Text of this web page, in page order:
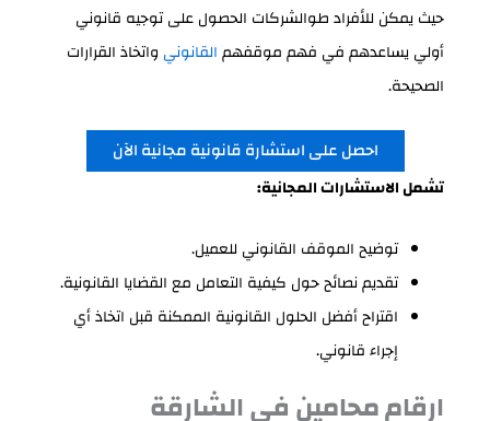
حيث يمكن للأفراد طوالشركات الحصول على توجيه قانوني
أولي يساعدهم في فهم موقفهمالقانوني واتخاذ القرارات
الصحيحة.
احصل على استشارة قانونية مجانية الآن
تشمل الاستشارات المجانية:
توضيح الموقف القانوني للعميل.
تقديم نصائح حول كيفية التعامل مع القضايا القانونية.
اقتراح أفضل الحلول القانونية الممكنة قبل اتخاذ أي
إجراء قانوني.
ارقام محامين في الشارقة